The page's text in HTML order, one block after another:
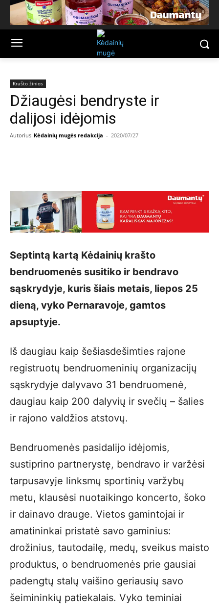
Krašto žinios
Džiaugėsi bendryste ir
dalijosi idėjomis
Autorius Kėdainių mugės redakcija - 2020/07/27
Septintą kartą Kėdainių krašto
bendruomenės susitiko ir bendravo
sąskrydyje, kuris šiais metais, liepos 25
dieną, vyko Pernaravoje, gamtos
apsuptyje.
Iš daugiau kaip šešiasdešimties rajone
registruotų bendruomeninių organizacijų
sąskrydyje dalyvavo 31 bendruomenė,
daugiau kaip 200 dalyvių ir svečių – šalies
ir rajono valdžios atstovų.
Bendruomenės pasidalijo idėjomis,
sustiprino partnerystę, bendravo ir varžėsi
tarpusavyje linksmų sportinių varžybų
metu, klausėsi nuotaikingo koncerto, šoko
ir dainavo drauge. Vietos gamintojai ir
amatininkai pristatė savo gaminius:
drožinius, tautodailę, medų, sveikus maisto
produktus, o bendruomenės prie gausiai
padengtų stalų vaišino geriausių savo
šeimininkių patiekalais. Vyko teminiai